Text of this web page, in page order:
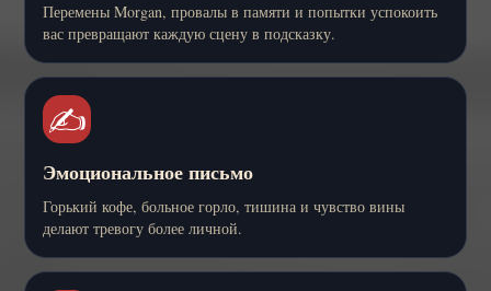
Перемены Morgan, провалы в памяти и попытки успокоить
вас превращают каждую сцену в подсказку.
✍️
Эмоциональное письмо
Горький кофе, больное горло, тишина и чувство вины
делают тревогу более личной.